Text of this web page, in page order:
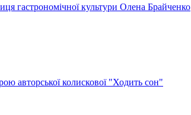
гастрономічної культури Олена Брайченко
авторської колискової "Ходить сон"